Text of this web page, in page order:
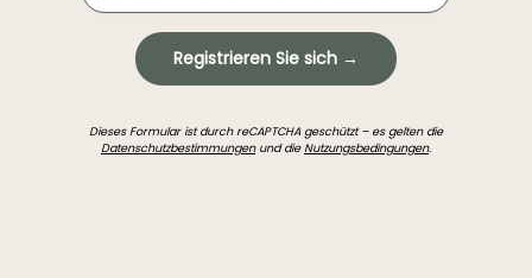
Registrieren Sie sich →
Dieses Formular ist durch reCAPTCHA geschützt – es gelten die
Datenschutzbestimmungenund dieNutzungsbedingungen.